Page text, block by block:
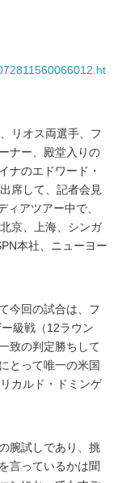
リオス両選手、フ
ナー、殿堂入りの
ナのエドワード・
席して、記者会見
アツアー中で、
京、上海、シンガ
本社、ニューヨー
今回の試合は、フ
級戦（12ラウン
致の判定勝ちして
とって唯一の米国
カルド・ドミンゲ
腕試しであり、挑
言っているかは聞